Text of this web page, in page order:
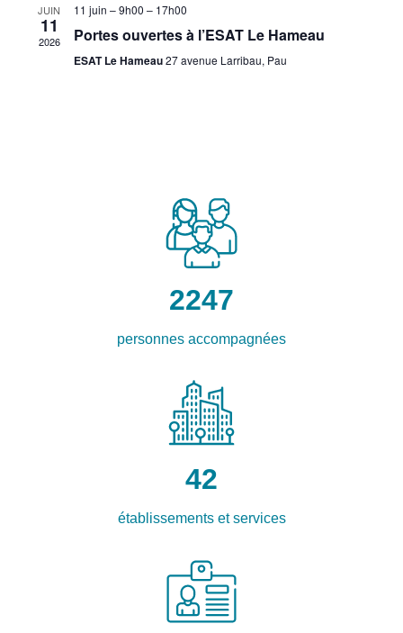
JUIN
11
2026
11 juin – 9h00 – 17h00
Portes ouvertes à l’ESAT Le Hameau
ESAT Le Hameau27 avenue Larribau, Pau
2247
personnes accompagnées
42
établissements et services